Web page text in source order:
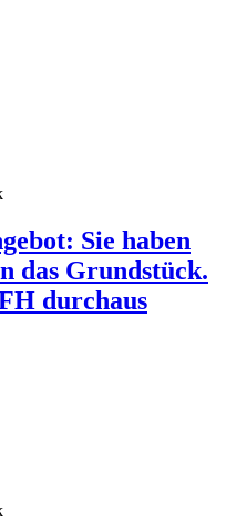
Sie haben
das Grundstück.
durchaus